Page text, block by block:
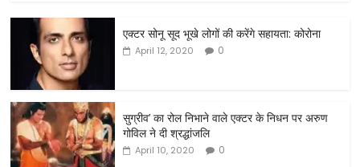
c
e
b
o
o
k
itt
er
ar
e
एक्टर सोनू सूद भूखे लोगों की करेंगे सहायता: कोरोना
April 12, 2020 0
सुग्रीव’ का रोल निभाने वाले एक्टर के निधन पर अरुण
गोविल ने दी श्रद्धांजलि
April 10, 2020 0